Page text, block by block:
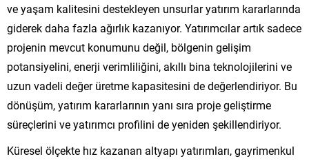
ve yaşam kalitesini destekleyen unsurlar yatırım kararlarında
giderek daha fazla ağırlık kazanıyor. Yatırımcılar artık sadece
projenin mevcut konumunu değil, bölgenin gelişim
potansiyelini, enerji verimliliğini, akıllı bina teknolojilerini ve
uzun vadeli değer üretme kapasitesini de değerlendiriyor. Bu
dönüşüm, yatırım kararlarının yanı sıra proje geliştirme
süreçlerini ve yatırımcı profilini de yeniden şekillendiriyor.
Küresel ölçekte hız kazanan altyapı yatırımları, gayrimenkul